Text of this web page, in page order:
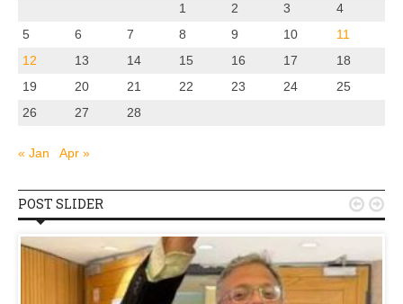
1
2 3
4
5
6 7 8 9 10
11
12
13 14 15 16 17
18
19
20 21 22 23 24
25
26
27 28
« Jan Apr »
POST SLIDER  